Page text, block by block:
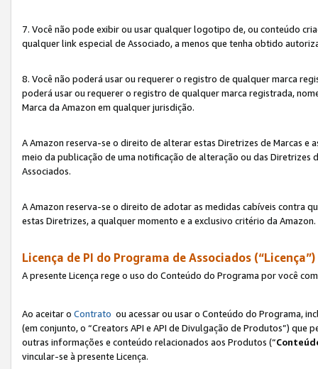
7. Você não pode exibir ou usar qualquer logotipo de, ou conteúdo
qualquer link especial de Associado, a menos que tenha obtido
8. Você não poderá usar ou requerer o registro de qualquer marca
poderá usar ou requerer o registro de qualquer marca registrada,
Marca da Amazon em qualquer jurisdição.
A Amazon reserva-se o direito de alterar estas Diretrizes de Marcas e
meio da publicação de uma notificação de alteração ou das Diretrizes
Associados.
A Amazon reserva-se o direito de adotar as medidas cabíveis contra
estas Diretrizes, a qualquer momento e a exclusivo critério da Amazon.
Licença de PI do Programa de Associados (“Licença”)
A presente Licença rege o uso do Conteúdo do Programa por você
Ao aceitar o Contrato ou acessar ou usar o Conteúdo do Programa,
(em conjunto, o “Creators API e API de Divulgação de Produtos”)
outras informações e conteúdo relacionados aos Produtos (“
vincular-se à presente Licença.